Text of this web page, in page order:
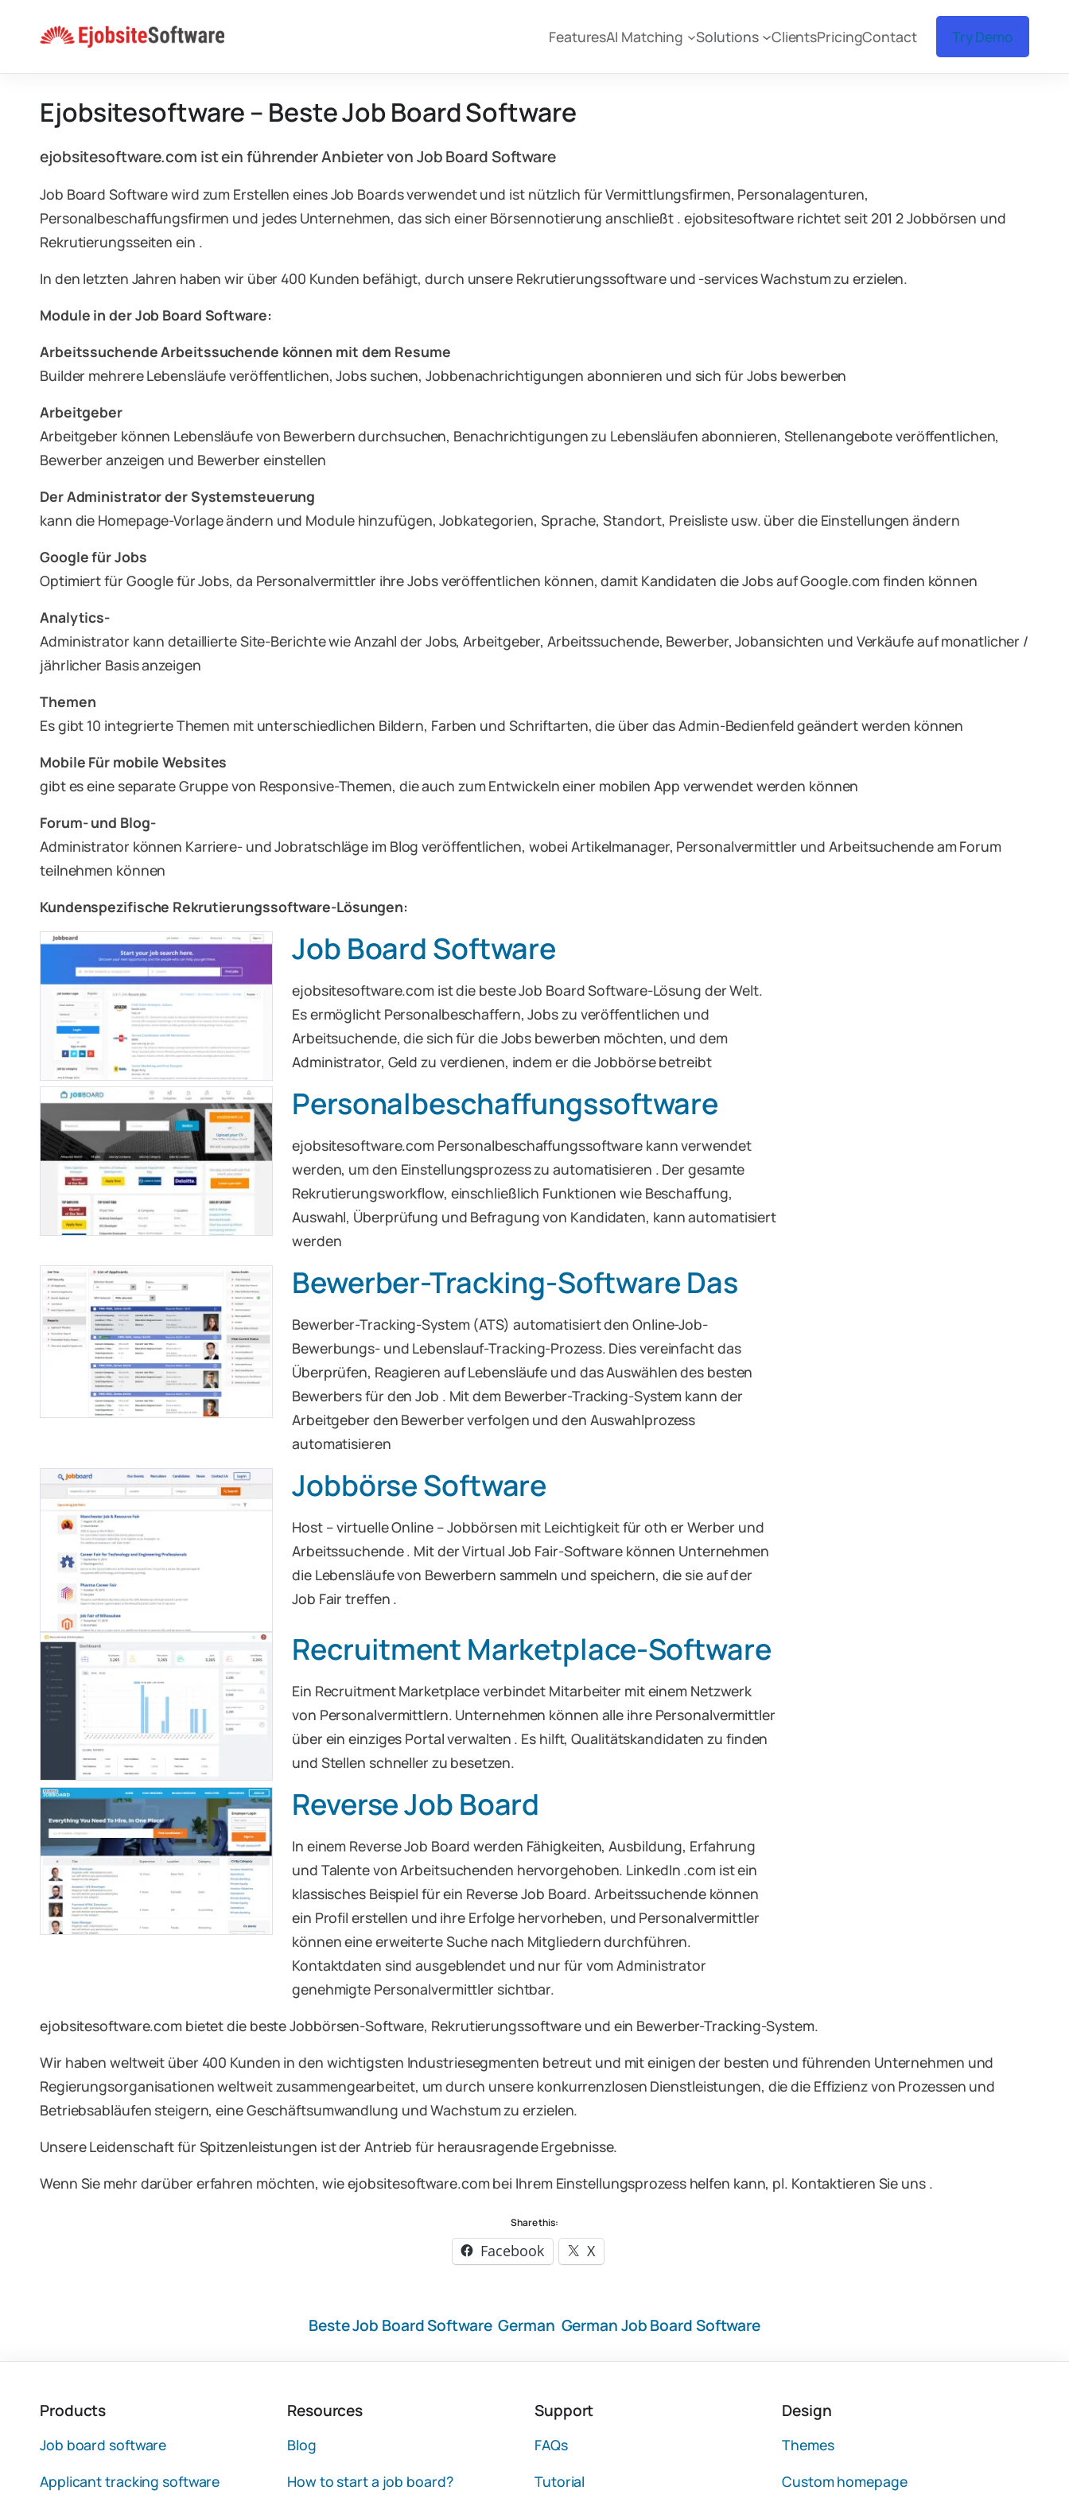
content
FeaturesAI Matching Solutions ClientsPricingContact Try Demo
Ejobsitesoftware – Beste Job Board Software
ejobsitesoftware.com ist ein führender Anbieter von Job Board Software
Job Board Software wird zum Erstellen eines Job Boards verwendet und ist nützlich für Vermittlungsfirmen, Personalagenturen,
Personalbeschaffungsfirmen und jedes Unternehmen, das sich einer Börsennotierung anschließt . ejobsitesoftware richtet seit 201 2 Jobbörsen und
Rekrutierungsseiten ein .
In den letzten Jahren haben wir über 400 Kunden befähigt, durch unsere Rekrutierungssoftware und -services Wachstum zu erzielen.
Module in der Job Board Software:
Arbeitssuchende Arbeitssuchende können mit dem Resume
Builder mehrere Lebensläufe veröffentlichen, Jobs suchen, Jobbenachrichtigungen abonnieren und sich für Jobs bewerben
Arbeitgeber
Arbeitgeber können Lebensläufe von Bewerbern durchsuchen, Benachrichtigungen zu Lebensläufen abonnieren, Stellenangebote veröffentlichen,
Bewerber anzeigen und Bewerber einstellen
Der Administrator der Systemsteuerung
kann die Homepage-Vorlage ändern und Module hinzufügen, Jobkategorien, Sprache, Standort, Preisliste usw. über die Einstellungen ändern
Google für Jobs
Optimiert für Google für Jobs, da Personalvermittler ihre Jobs veröffentlichen können, damit Kandidaten die Jobs auf Google.com finden können
Analytics-
Administrator kann detaillierte Site-Berichte wie Anzahl der Jobs, Arbeitgeber, Arbeitssuchende, Bewerber, Jobansichten und Verkäufe auf monatlicher /
jährlicher Basis anzeigen
Themen
Es gibt 10 integrierte Themen mit unterschiedlichen Bildern, Farben und Schriftarten, die über das Admin-Bedienfeld geändert werden können
Mobile Für mobile Websites
gibt es eine separate Gruppe von Responsive-Themen, die auch zum Entwickeln einer mobilen App verwendet werden können
Forum- und Blog-
Administrator können Karriere- und Jobratschläge im Blog veröffentlichen, wobei Artikelmanager, Personalvermittler und Arbeitsuchende am Forum
teilnehmen können
Kundenspezifische Rekrutierungssoftware-Lösungen:
Job Board Software
ejobsitesoftware.com ist die beste Job Board Software-Lösung der Welt.
Es ermöglicht Personalbeschaffern, Jobs zu veröffentlichen und
Arbeitsuchende, die sich für die Jobs bewerben möchten, und dem
Administrator, Geld zu verdienen, indem er die Jobbörse betreibt
Personalbeschaffungssoftware
ejobsitesoftware.com Personalbeschaffungssoftware kann verwendet
werden, um den Einstellungsprozess zu automatisieren . Der gesamte
Rekrutierungsworkflow, einschließlich Funktionen wie Beschaffung,
Auswahl, Überprüfung und Befragung von Kandidaten, kann automatisiert
werden
Bewerber-Tracking-Software Das
Bewerber-Tracking-System (ATS) automatisiert den Online-Job-
Bewerbungs- und Lebenslauf-Tracking-Prozess. Dies vereinfacht das
Überprüfen, Reagieren auf Lebensläufe und das Auswählen des besten
Bewerbers für den Job . Mit dem Bewerber-Tracking-System kann der
Arbeitgeber den Bewerber verfolgen und den Auswahlprozess
automatisieren
Jobbörse Software
Host – virtuelle Online – Jobbörsen mit Leichtigkeit für oth er Werber und
Arbeitssuchende . Mit der Virtual Job Fair-Software können Unternehmen
die Lebensläufe von Bewerbern sammeln und speichern, die sie auf der
Job Fair treffen .
Recruitment Marketplace-Software
Ein Recruitment Marketplace verbindet Mitarbeiter mit einem Netzwerk
von Personalvermittlern. Unternehmen können alle ihre Personalvermittler
über ein einziges Portal verwalten . Es hilft, Qualitätskandidaten zu finden
und Stellen schneller zu besetzen.
Reverse Job Board
In einem Reverse Job Board werden Fähigkeiten, Ausbildung, Erfahrung
und Talente von Arbeitsuchenden hervorgehoben. LinkedIn .com ist ein
klassisches Beispiel für ein Reverse Job Board. Arbeitssuchende können
ein Profil erstellen und ihre Erfolge hervorheben, und Personalvermittler
können eine erweiterte Suche nach Mitgliedern durchführen.
Kontaktdaten sind ausgeblendet und nur für vom Administrator
genehmigte Personalvermittler sichtbar.
ejobsitesoftware.com bietet die beste Jobbörsen-Software, Rekrutierungssoftware und ein Bewerber-Tracking-System.
Wir haben weltweit über 400 Kunden in den wichtigsten Industriesegmenten betreut und mit einigen der besten und führenden Unternehmen und
Regierungsorganisationen weltweit zusammengearbeitet, um durch unsere konkurrenzlosen Dienstleistungen, die die Effizienz von Prozessen und
Betriebsabläufen steigern, eine Geschäftsumwandlung und Wachstum zu erzielen.
Unsere Leidenschaft für Spitzenleistungen ist der Antrieb für herausragende Ergebnisse.
Wenn Sie mehr darüber erfahren möchten, wie ejobsitesoftware.com bei Ihrem Einstellungsprozess helfen kann, pl. Kontaktieren Sie uns .
Share this:
Facebook X
Beste Job Board Software German German Job Board Software
Products
Job board software
Applicant tracking software
Resources
Blog
How to start a job board?
Support
FAQs
Tutorial
Design
Themes
Custom homepage